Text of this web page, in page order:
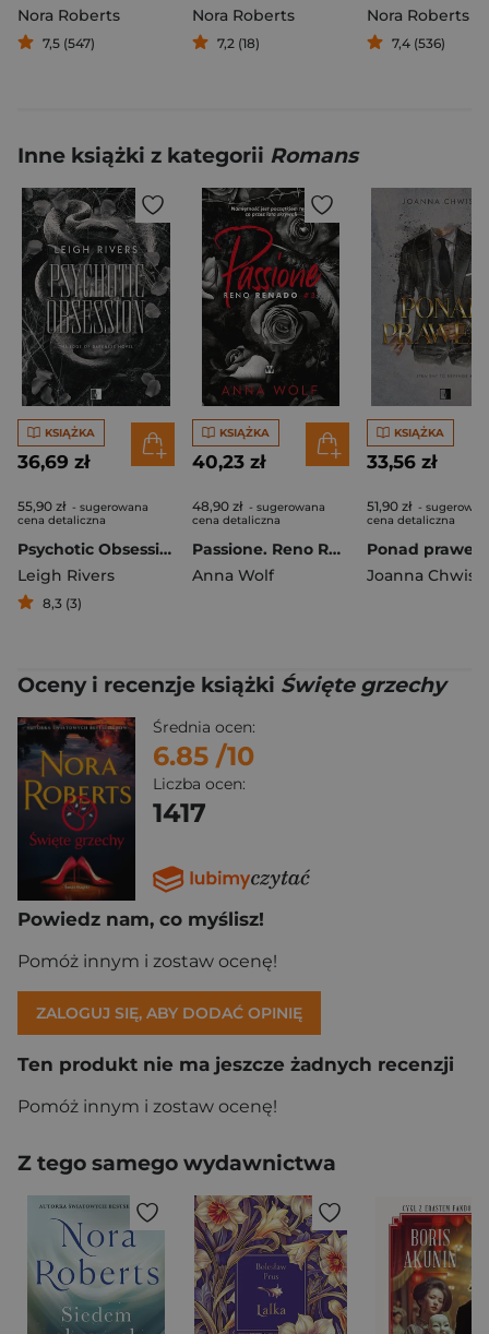
Nora Roberts
7,5 (547)
Nora Roberts
7,2 (18)
Nora Roberts
7,4 (536)
Inne książki z kategorii Romans
KSIĄŻKA
36,69 zł
55,90 zł - sugerowana
cena detaliczna
Psychotic Obsession
Leigh Rivers
8,3 (3)
KSIĄŻKA
40,23 zł
48,90 zł - sugerowana
cena detaliczna
Passione. Reno Renado
Anna Wolf
KSIĄŻKA
33,56 zł
51,90 zł -
cena detaliczna
Joanna
Oceny i recenzje książki Święte grzechy
Średnia ocen:
6.85 /10
Liczba ocen:
1417
Powiedz nam, co myślisz!
Pomóż innym i zostaw ocenę!
ZALOGUJ SIĘ, ABY DODAĆ OPINIĘ
Ten produkt nie ma jeszcze żadnych recenzji
Pomóż innym i zostaw ocenę!
Z tego samego wydawnictwa